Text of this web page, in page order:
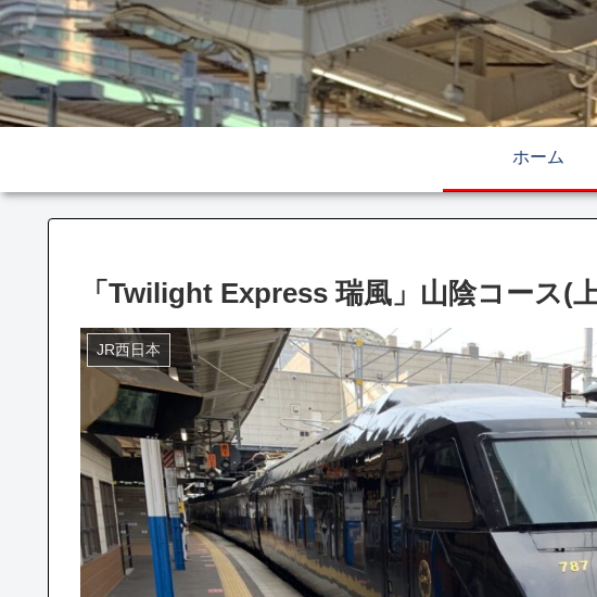
ホーム
「Twilight Express 瑞風」山陰コース(
JR西日本